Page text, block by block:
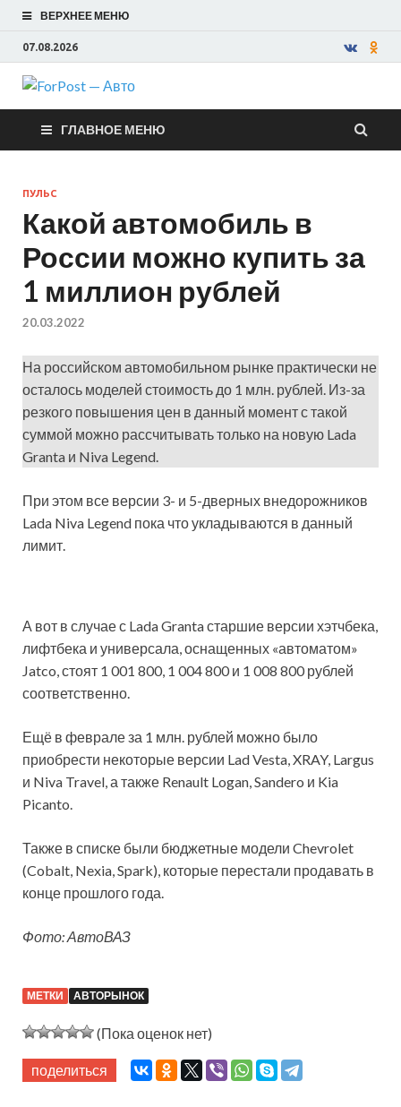
ВЕРХНЕЕ МЕНЮ
07.08.2026
ForPost —
Авто
ГЛАВНОЕ МЕНЮ
ПУЛЬС
Какой автомобиль в
России можно купить за
1 миллион рублей
20.03.2022
На российском автомобильном рынке практически не
осталось моделей стоимость до 1 млн. рублей. Из-за
резкого повышения цен в данный момент с такой
суммой можно рассчитывать только на новую Lada
Granta и Niva Legend.
При этом все версии 3- и 5-дверных внедорожников
Lada Niva Legend пока что укладываются в данный
лимит.
А вот в случае с Lada Granta старшие версии хэтчбека,
лифтбека и универсала, оснащенных «автоматом»
Jatco, стоят 1 001 800, 1 004 800 и 1 008 800 рублей
соответственно.
Ещё в феврале за 1 млн. рублей можно было
приобрести некоторые версии Lad Vesta, XRAY, Largus
и Niva Travel, а также Renault Logan, Sandero и Kia
Picanto.
Также в списке были бюджетные модели Chevrolet
(Cobalt, Nexia, Spark), которые перестали продавать в
конце прошлого года.
Фото: АвтоВАЗ
МЕТКИ АВТОРЫНОК
(Пока оценок нет)
поделиться